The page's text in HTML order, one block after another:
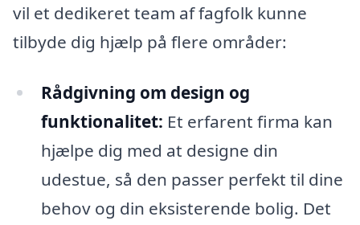
vil et dedikeret team af fagfolk kunne
tilbyde dig hjælp på flere områder:
Rådgivning om design og
funktionalitet: Et erfarent firma kan
hjælpe dig med at designe din
udestue, så den passer perfekt til dine
behov og din eksisterende bolig. Det